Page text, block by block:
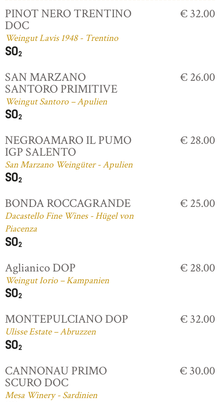
PINOT NERO TRENTINO
DOC
Weingut Lavis 1948 - Trentino
€ 32.00
SAN MARZANO
SANTORO PRIMITIVE
Weingut Santoro – Apulien
€ 26.00
NEGROAMARO IL PUMO
IGP SALENTO
San Marzano Weingüter - Apulien
€ 28.00
BONDA ROCCAGRANDE
Dacastello Fine Wines - Hügel von
Piacenza
€ 25.00
Aglianico DOP
Weingut Iorio – Kampanien
€ 28.00
MONTEPULCIANO DOP
Ulisse Estate – Abruzzen
€ 32.00
CANNONAU PRIMO
SCURO DOC
Mesa Winery - Sardinien
€ 30.00